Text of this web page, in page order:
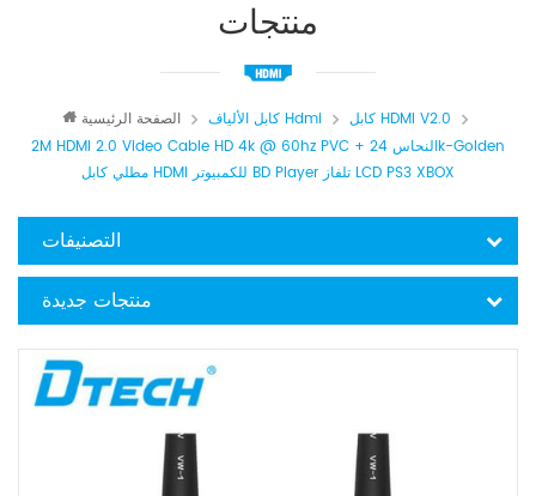
منتجات
الصفحة الرئيسية كابل الألياف Hdmi
كابل HDMI V2.0
2M HDMI 2.0 Video Cable HD 4k @ 60hz PVC + النحاس 24k-Golden
مطلي كابل HDMI للكمبيوتر BD Player تلفاز LCD PS3 XBOX
التصنيفات
منتجات جديدة